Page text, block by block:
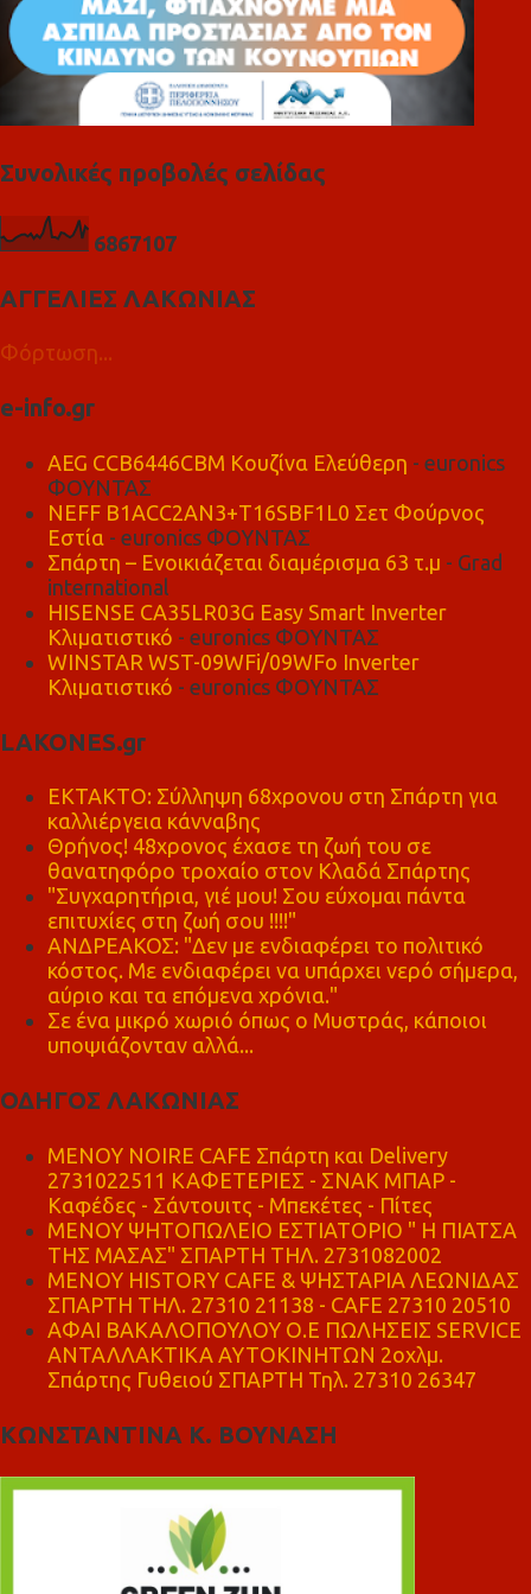
Συνολικές προβολές σελίδας
6867107
ΑΓΓΕΛΙΕΣ ΛΑΚΩΝΙΑΣ
Φόρτωση...
e-info.gr
AEG CCB6446CBM Κουζίνα Ελεύθερη - euronics
ΦΟΥΝΤΑΣ
NEFF B1ACC2AN3+T16SBF1L0 Σετ Φούρνος
Εστία - euronics ΦΟΥΝΤΑΣ
Σπάρτη – Ενοικιάζεται διαμέρισμα 63 τ.μ - Grad
international
HISENSE CA35LR03G Easy Smart Inverter
Κλιματιστικό - euronics ΦΟΥΝΤΑΣ
WINSTAR WST-09WFi/09WFo Inverter
Κλιματιστικό - euronics ΦΟΥΝΤΑΣ
LAKONES.gr
ΕΚΤΑΚΤΟ: Σύλληψη 68χρονου στη Σπάρτη για
καλλιέργεια κάνναβης
Θρήνος! 48χρονος έχασε τη ζωή του σε
θανατηφόρο τροχαίο στον Κλαδά Σπάρτης
"Συγχαρητήρια, γιέ μου! Σου εύχομαι πάντα
επιτυχίες στη ζωή σου !!!!"
ΑΝΔΡΕΑΚΟΣ: "Δεν με ενδιαφέρει το πολιτικό
κόστος. Με ενδιαφέρει να υπάρχει νερό σήμερα,
αύριο και τα επόμενα χρόνια."
Σε ένα μικρό χωριό όπως ο Μυστράς, κάποιοι
υποψιάζονταν αλλά...
ΟΔΗΓΟΣ ΛΑΚΩΝΙΑΣ
MENOY NOIRE CAFE Σπάρτη και Delivery
2731022511 ΚΑΦΕΤΕΡΙΕΣ - ΣΝΑΚ ΜΠΑΡ -
Καφέδες - Σάντουιτς - Μπεκέτες - Πίτες
ΜΕΝΟΥ ΨΗΤΟΠΩΛΕΙΟ ΕΣΤΙΑΤΟΡΙΟ " Η ΠΙΑΤΣΑ
ΤΗΣ ΜΑΣΑΣ" ΣΠΑΡΤΗ ΤΗΛ. 2731082002
ΜΕΝΟΥ HISTORY CAFE & ΨΗΣΤΑΡΙΑ ΛΕΩΝΙΔΑΣ
ΣΠΑΡΤΗ ΤΗΛ. 27310 21138 - CAFE 27310 20510
ΑΦΑΙ ΒΑΚΑΛΟΠΟΥΛΟΥ Ο.Ε ΠΩΛΗΣΕΙΣ SERVICE
ΑΝΤΑΛΛΑΚΤΙΚΑ ΑΥΤΟΚΙΝΗΤΩΝ 2οχλμ.
Σπάρτης Γυθειού ΣΠΑΡΤΗ Τηλ. 27310 26347
ΚΩΝΣΤΑΝΤΙΝΑ Κ. ΒΟΥΝΑΣΗ